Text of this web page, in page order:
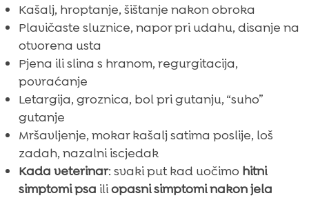
Kašalj, hroptanje, šištanje nakon obroka
Plavičaste sluznice, napor pri udahu, disanje na
otvorena usta
Pjena ili slina s hranom, regurgitacija,
povraćanje
Letargija, groznica, bol pri gutanju, “suho”
gutanje
Mršavljenje, mokar kašalj satima poslije, loš
zadah, nazalni iscjedak
Kada veterinar: svaki put kad uočimo hitni
simptomi psa iliopasni simptomi nakon jela